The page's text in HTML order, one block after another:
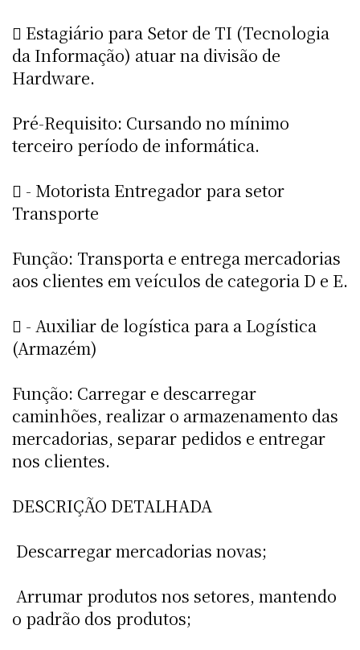
 Estagiário para Setor de TI (Tecnologia
da Informação) atuar na divisão de
Hardware.
Pré-Requisito: Cursando no mínimo
terceiro período de informática.
 - Motorista Entregador para setor
Transporte
Função: Transporta e entrega mercadorias
aos clientes em veículos de categoria D e E.
 - Auxiliar de logística para a Logística
(Armazém)
Função: Carregar e descarregar
caminhões, realizar o armazenamento das
mercadorias, separar pedidos e entregar
nos clientes.
DESCRIÇÃO DETALHADA
 Descarregar mercadorias novas;
 Arrumar produtos nos setores, mantendo
o padrão dos produtos;